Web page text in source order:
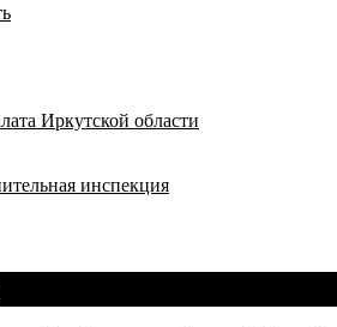
Иркутской области
инспекция